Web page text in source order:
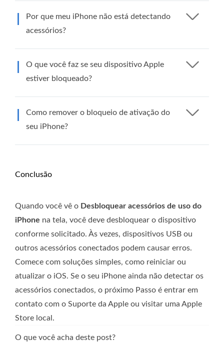
Por que meu iPhone não está detectando
acessórios?
O que você faz se seu dispositivo Apple
estiver bloqueado?
Como remover o bloqueio de ativação do
seu iPhone?
Conclusão
Quando você vê o Desbloquear acessórios de uso do
iPhone na tela, você deve desbloquear o dispositivo
conforme solicitado. Às vezes, dispositivos USB ou
outros acessórios conectados podem causar erros.
Comece com soluções simples, como reiniciar ou
atualizar o iOS. Se o seu iPhone ainda não detectar os
acessórios conectados, o próximo Passo é entrar em
contato com o Suporte da Apple ou visitar uma Apple
Store local.
O que você acha deste post?